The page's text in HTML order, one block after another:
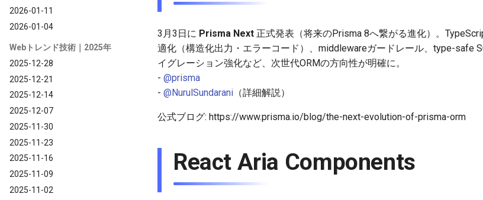
2026-01-11
2026-01-04
Webトレンド技術｜2025年
2025-12-28
2025-12-21
2025-12-14
2025-12-07
2025-11-30
2025-11-23
2025-11-16
2025-11-09
2025-11-02
3月3日に Prisma Next 正式発表（将来のPrisma 8へ繋がる進化）。
適化（構造化出力・エラーコード）、middlewareガードレール、type-safe
イグレーション強化など、次世代ORMの方向性が明確に。
- @prisma
- @NurulSundarani （詳細解説）
公式ブログ: https://www.prisma.io/blog/the-next-evolution-of-prisma-orm
React Aria Components